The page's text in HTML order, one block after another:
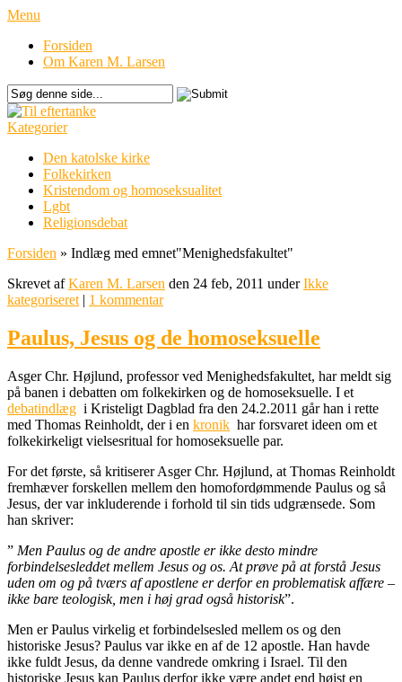
Menu
Forsiden
Om Karen M. Larsen
Kategorier
Den katolske kirke
Folkekirken
Kristendom og homoseksualitet
Lgbt
Religionsdebat
Forsiden » Indlæg med emnet"Menighedsfakultet"
Skrevet afKaren M. Larsen den 24 feb, 2011 underIkke
kategoriseret | 1 kommentar
Paulus, Jesus og de homoseksuelle
Asger Chr. Højlund, professor ved Menighedsfakultet, har meldt sig
på banen i debatten om folkekirken og de homoseksuelle. I et
debatindlæg i Kristeligt Dagblad fra den 24.2.2011 går han i rette
med Thomas Reinholdt, der i en kronik har forsvaret ideen om et
folkekirkeligt vielsesritual for homoseksuelle par.
For det første, så kritiserer Asger Chr. Højlund, at Thomas Reinholdt
fremhæver forskellen mellem den homofordømmende Paulus og så
Jesus, der var inkluderende i forhold til sin tids udgrænsede. Som
han skriver:
” Men Paulus og de andre apostle er ikke desto mindre
forbindelsesleddet mellem Jesus og os. At prøve på at forstå Jesus
uden om og på tværs af apostlene er derfor en problematisk affære –
ikke bare teologisk, men i høj grad også historisk”.
Men er Paulus virkelig et forbindelsesled mellem os og den
historiske Jesus? Paulus var ikke en af de 12 apostle. Han havde
ikke fuldt Jesus, da denne vandrede omkring i Israel. Til den
historiske Jesus kan Paulus derfor ikke være andet end højst en